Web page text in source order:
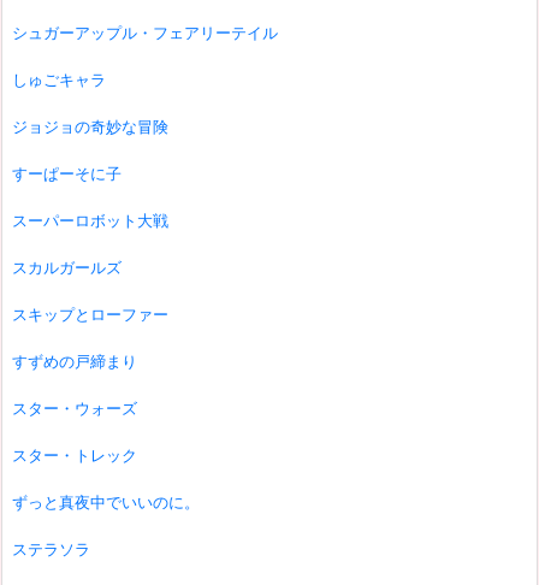
シュガーアップル・フェアリーテイル
しゅごキャラ
ジョジョの奇妙な冒険
すーぱーそに子
スーパーロボット大戦
スカルガールズ
スキップとローファー
すずめの戸締まり
スター・ウォーズ
スター・トレック
ずっと真夜中でいいのに。
ステラソラ